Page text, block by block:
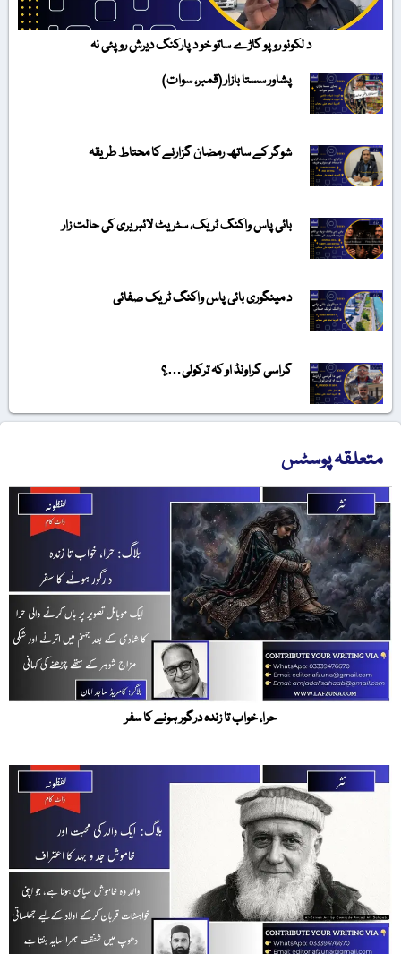
د لکونو روپو گاڑے ساتو خو د پارکنگ دیرش روپئی نہ
پشاور سستا بازار (قمبر، سوات)
شوگر کے ساتھ رمضان گزارنے کا محتاط طریقہ
بائی پاس واکنگ ٹریک، سٹریٹ لائبریری کی حالت زار
د مینگوری بائی پاس واکنگ ٹریک صفائی
گراسی گراونڈ او کہ ترکولی….؟
متعلقہ پوسٹس
حرا، خواب تا زندہ درگور ہونے کا سفر